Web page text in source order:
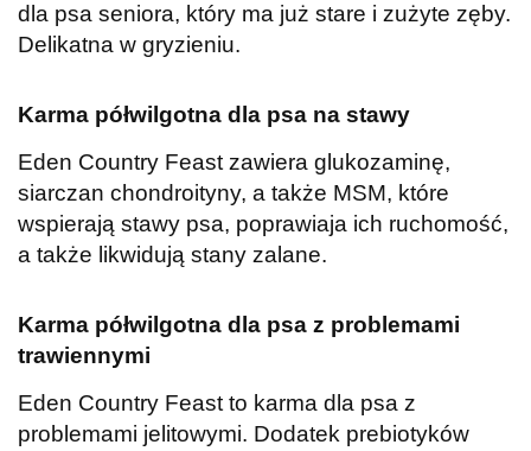
dla psa seniora, który ma już stare i zużyte zęby.
Delikatna w gryzieniu.
Karma półwilgotna dla psa na stawy
Eden Country Feast zawiera glukozaminę,
siarczan chondroityny, a także MSM, które
wspierają stawy psa, poprawiaja ich ruchomość,
a także likwidują stany zalane.
Karma półwilgotna dla psa z problemami
trawiennymi
Eden Country Feast to karma dla psa z
problemami jelitowymi. Dodatek prebiotyków